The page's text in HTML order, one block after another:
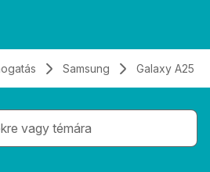
Samsung Galaxy A25
a keresési